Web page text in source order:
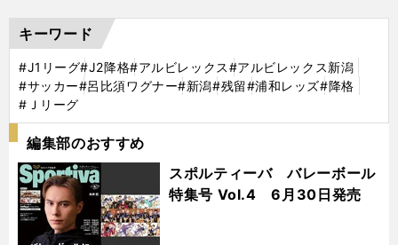
キーワード
#J1リーグ#J2降格#アルビレックス#アルビレックス新潟
#サッカー#呂比須ワグナー#新潟#残留#浦和レッズ#降格
#Ｊリーグ
編集部のおすすめ
スポルティーバ バレーボール
特集号 Vol.4 6月30日発売